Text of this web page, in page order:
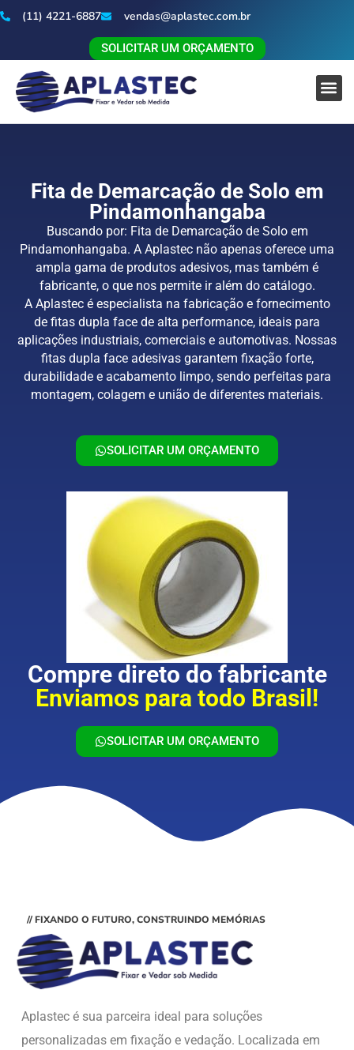
(11) 4221-6887 vendas@aplastec.com.br
SOLICITAR UM ORÇAMENTO
Fita de Demarcação de Solo em
Pindamonhangaba
Buscando por: Fita de Demarcação de Solo em
Pindamonhangaba. A Aplastec não apenas oferece uma
ampla gama de produtos adesivos, mas também é
fabricante, o que nos permite ir além do catálogo.
A Aplastec é especialista na fabricação e fornecimento
de fitas dupla face de alta performance, ideais para
aplicações industriais, comerciais e automotivas. Nossas
fitas dupla face adesivas garantem fixação forte,
durabilidade e acabamento limpo, sendo perfeitas para
montagem, colagem e união de diferentes materiais.
SOLICITAR UM ORÇAMENTO
Compre direto do fabricante
Enviamos para todo Brasil!
SOLICITAR UM ORÇAMENTO
// FIXANDO O FUTURO, CONSTRUINDO MEMÓRIAS
Aplastec é sua parceira ideal para soluções
personalizadas em fixação e vedação. Localizada em